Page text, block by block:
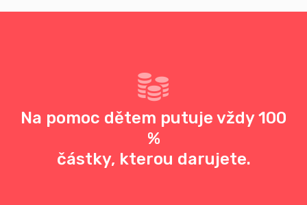
Na pomoc dětem putuje vždy 100
%
částky, kterou darujete.